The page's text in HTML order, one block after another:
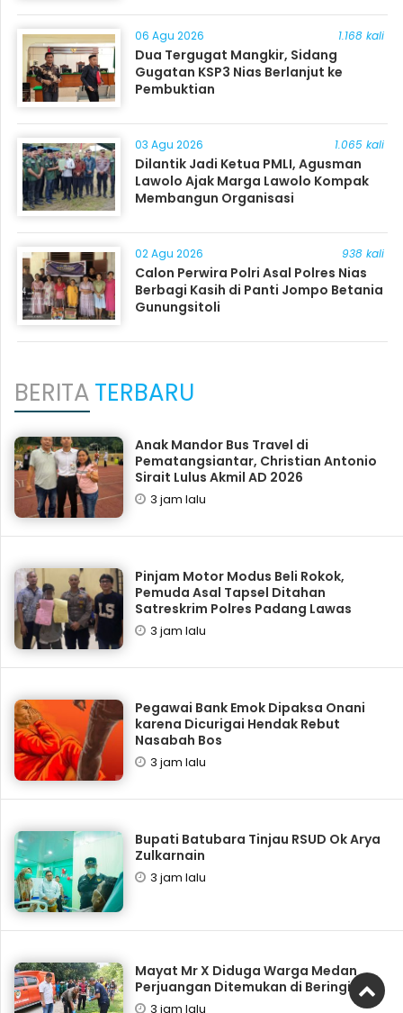
06 Agu 2026 1.168 kali
Dua Tergugat Mangkir, Sidang
Gugatan KSP3 Nias Berlanjut ke
Pembuktian
03 Agu 2026 1.065 kali
Dilantik Jadi Ketua PMLI, Agusman
Lawolo Ajak Marga Lawolo Kompak
Membangun Organisasi
02 Agu 2026 938 kali
Calon Perwira Polri Asal Polres Nias
Berbagi Kasih di Panti Jompo Betania
Gunungsitoli
BERITATERBARU
Anak Mandor Bus Travel di
Pematangsiantar, Christian Antonio
Sirait Lulus Akmil AD 2026
3 jam lalu
Pinjam Motor Modus Beli Rokok,
Pemuda Asal Tapsel Ditahan
Satreskrim Polres Padang Lawas
3 jam lalu
Pegawai Bank Emok Dipaksa Onani
karena Dicurigai Hendak Rebut
Nasabah Bos
3 jam lalu
Bupati Batubara Tinjau RSUD Ok Arya
Zulkarnain
3 jam lalu
Mayat Mr X Diduga Warga Medan
Perjuangan Ditemukan di Beringin
3 jam lalu